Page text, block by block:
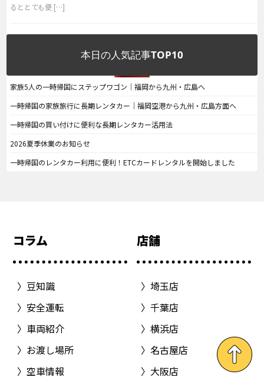
るととても便 […]
本日の人気記事TOP10
家族5人の一時帰国にステップワゴン｜福岡から九州・広島へ
一時帰国の家族旅行に長期レンタカー｜福岡空港から九州・広島方面へ
一時帰国の買い付けに便利な長期レンタカー活用法
2026夏季休業のお知らせ
一時帰国のレンタカー利用に便利！ETCカードレンタルを開始しました
コラム
豆知識
安全運転
車両紹介
お渡し場所
空車情報
店舗
埼玉店
千葉店
横浜店
名古屋店
大阪店